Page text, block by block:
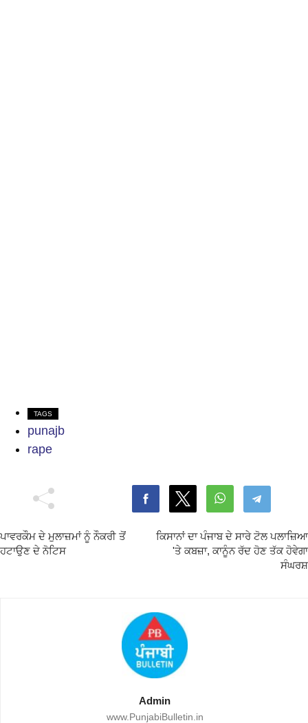
TAGS
punajb
rape
ਪਾਵਰਕੌਮ ਦੇ ਮੁਲਾਜ਼ਮਾਂ ਨੂੰ ਨੌਕਰੀ ਤੋਂ
ਹਟਾਉਣ ਦੇ ਨੋਟਿਸ
ਕਿਸਾਨਾਂ ਦਾ ਪੰਜਾਬ ਦੇ ਸਾਰੇ ਟੋਲ ਪਲਾਜ਼ਿਆ
'ਤੇ ਕਬਜ਼ਾ, ਕਾਨੂੰਨ ਰੱਦ ਹੋਣ ਤੱਕ ਹੋਵੇਗਾ
ਸੰਘਰਸ਼
Admin
www.PunjabiBulletin.in